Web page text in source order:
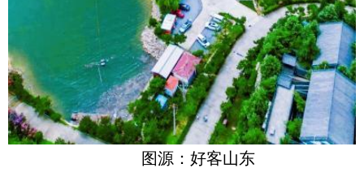
图源：好客山东